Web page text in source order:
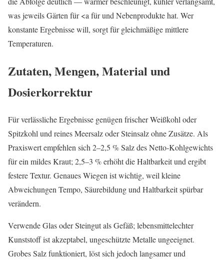
was jeweils Gärten für <a für und Nebenprodukte hat. Wer
konstante Ergebnisse will, sorgt für gleichmäßige mittlere
Temperaturen.
Zutaten, Mengen, Material und
Dosierkorrektur
Für verlässliche Ergebnisse genügen frischer Weißkohl oder
Spitzkohl und reines Meersalz oder Steinsalz ohne Zusätze. Als
Praxiswert empfehlen sich 2–2,5 % Salz des Netto‑Kohlgewichts
für ein mildes Kraut; 2,5–3 % erhöht die Haltbarkeit und ergibt
festere Textur. Genaues Wiegen ist wichtig, weil kleine
Abweichungen Tempo, Säurebildung und Haltbarkeit spürbar
verändern.
Verwende Glas oder Steingut als Gefäß; lebensmittelechter
Kunststoff ist akzeptabel, ungeschützte Metalle ungeeignet.
Grobes Salz funktioniert, löst sich jedoch langsamer und